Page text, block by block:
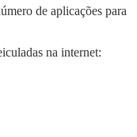
de aplicações para
na internet: